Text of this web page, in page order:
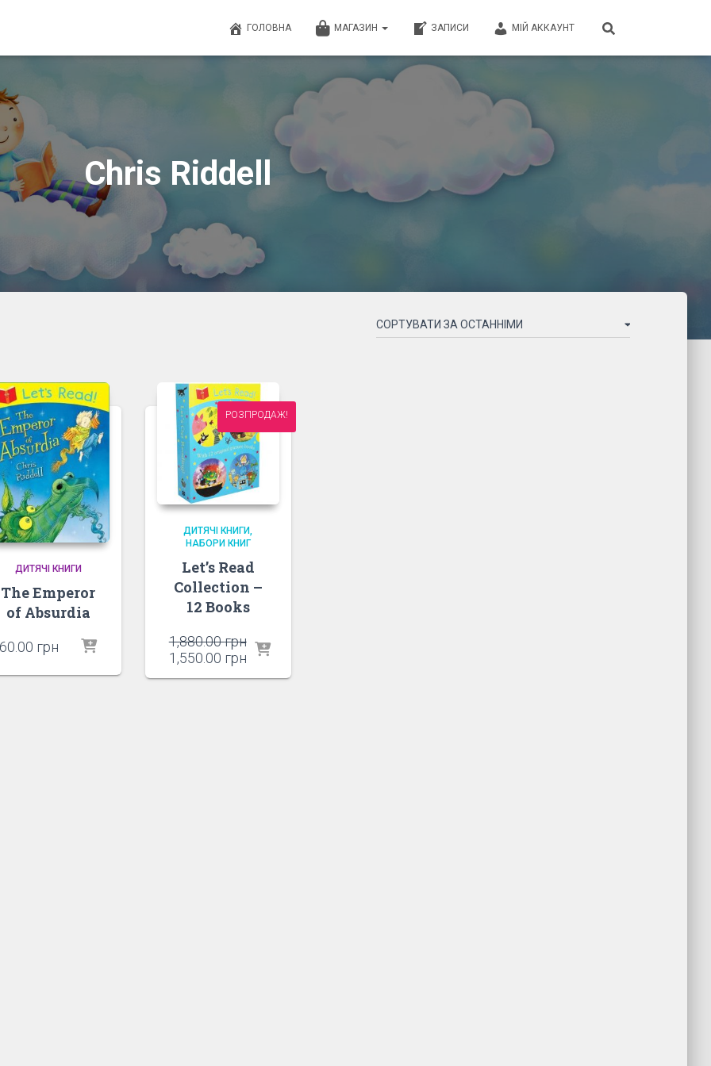
ГОЛОВНА МАГАЗИН ЗАПИСИ МІЙ АККАУНТ
Chris Riddell
ДИТЯЧІ КНИГИ
The Emperor
of Absurdia
60.00 грн
РОЗПРОДАЖ!
ДИТЯЧІ КНИГИ
НАБОРИ КНИГ
Let’s Read
Collection –
12 Books
1,880.00грн
Оригінальна
1,550.00 грнПоточна